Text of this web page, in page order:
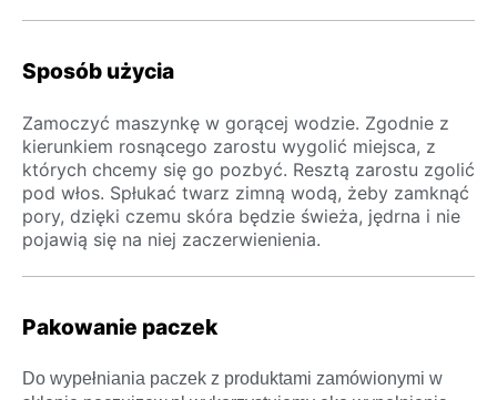
Sposób użycia
Zamoczyć maszynkę w gorącej wodzie. Zgodnie z
kierunkiem rosnącego zarostu wygolić miejsca, z
których chcemy się go pozbyć. Resztą zarostu zgolić
pod włos. Spłukać twarz zimną wodą, żeby zamknąć
pory, dzięki czemu skóra będzie świeża, jędrna i nie
pojawią się na niej zaczerwienienia.
Pakowanie paczek
Do wypełniania paczek z produktami zamówionymi w